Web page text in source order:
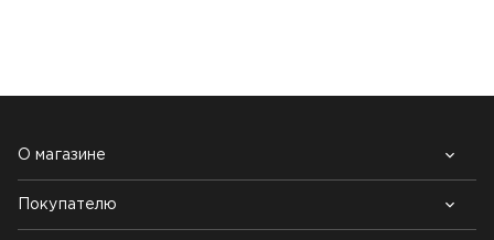
О магазине
Почему выбирают нас
Контакты
Покупателю